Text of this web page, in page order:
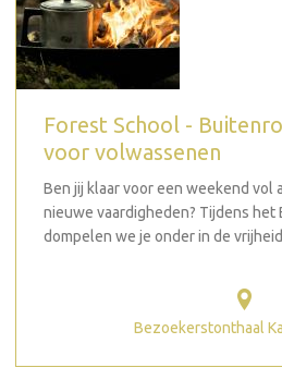
Forest School -
voor volwassenen
Ben jij klaar voor een weekend vol
nieuwe vaardigheden? Tijdens
dompelen we je onder in de
Bezoekerstonthaal